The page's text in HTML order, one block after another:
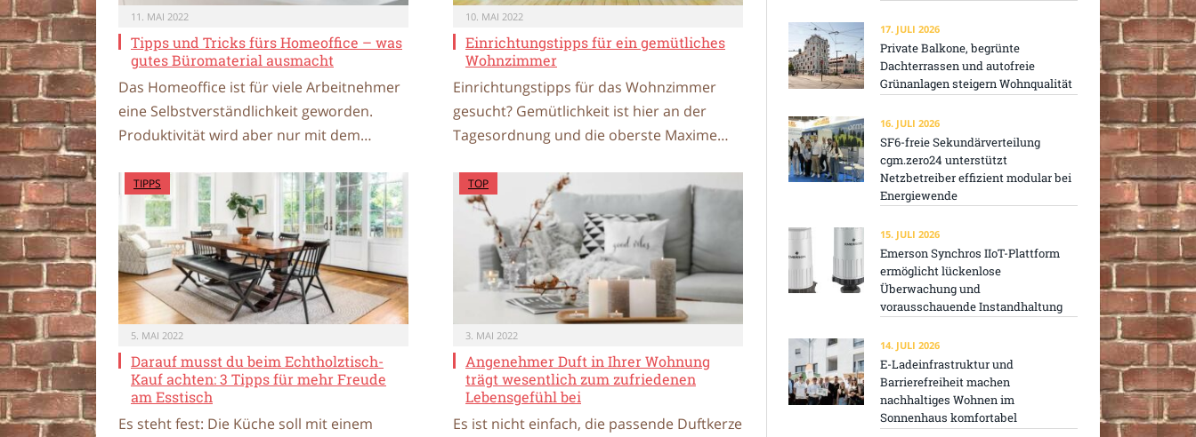
11. MAI 2022
Tipps und Tricks fürs Homeoffice – was
gutes Büromaterial ausmacht
Das Homeoffice ist für viele Arbeitnehmer
eine Selbstverständlichkeit geworden.
Produktivität wird aber nur mit dem…
10. MAI 2022
Einrichtungstipps für ein gemütliches
Wohnzimmer
Einrichtungstipps für das Wohnzimmer
gesucht? Gemütlichkeit ist hier an der
Tagesordnung und die oberste Maxime…
TIPPS
5. MAI 2022
Darauf musst du beim Echtholztisch-
Kauf achten: 3 Tipps für mehr Freude
am Esstisch
Es steht fest: Die Küche soll mit einem
TOP
3. MAI 2022
Angenehmer Duft in Ihrer Wohnung
trägt wesentlich zum zufriedenen
Lebensgefühl bei
Es ist nicht einfach, die passende Duftkerze
17. JULI 2026
Private Balkone, begrünte
Dachterrassen und autofreie
Grünanlagen steigern Wohnqualität
16. JULI 2026
SF6-freie Sekundärverteilung
cgm.zero24 unterstützt
Netzbetreiber effizient modular bei
Energiewende
15. JULI 2026
Emerson Synchros IIoT-Plattform
ermöglicht lückenlose
Überwachung und
vorausschauende Instandhaltung
14. JULI 2026
E-Ladeinfrastruktur und
Barrierefreiheit machen
nachhaltiges Wohnen im
Sonnenhaus komfortabel